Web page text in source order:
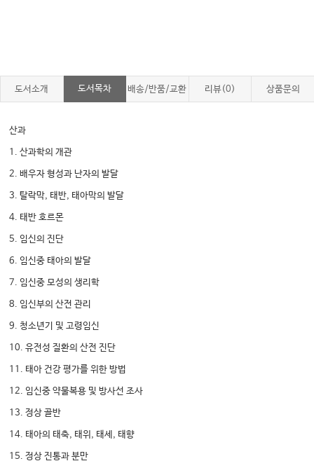
도서소개 도서목차 배송/반품/교환 리뷰(0) 상품문의
산과
1. 산과학의 개관
2. 배우자 형성과 난자의 발달
3. 탈락막, 태반, 태아막의 발달
4. 태반 호르몬
5. 임신의 진단
6. 임신중 태아의 발달
7. 임신중 모성의 생리학
8. 임신부의 산전 관리
9. 청소년기 및 고령임신
10. 유전성 질환의 산전 진단
11. 태아 건강 평가를 위한 방법
12. 임신중 약물복용 및 방사선 조사
13. 정상 골반
14. 태아의 태축, 태위, 태세, 태향
15. 정상 진통과 분만